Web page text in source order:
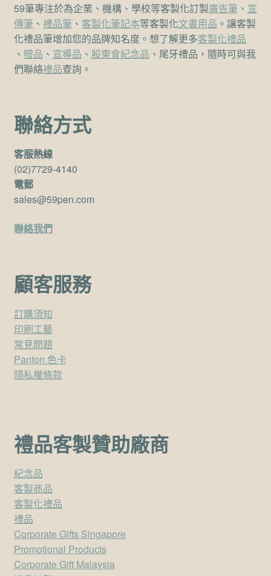
59筆專注於為企業、機構、學校等客製化訂製廣告筆、 宣
傳筆、 禮品筆、 客製化筆記本等客製化文書用品 。讓客製
化禮品筆增加您的品牌知名度。想了解更多客製化禮品
、 贈品 、 宣導品 、 股東會紀念品 、尾牙禮品，隨時可與我
們聯絡禮品查詢。
聯絡方式
客服熱線
(02)7729-4140
電郵
sales@59pen.com
聯絡我們
顧客服務
訂購須知
印刷工藝
常見問題
Panton 色卡
隱私權條款
禮品客製贊助廠商
紀念品
客製商品
客製化禮品
禮品
Corporate Gifts Singapore
Promotional Products
Corporate Gift Malaysia